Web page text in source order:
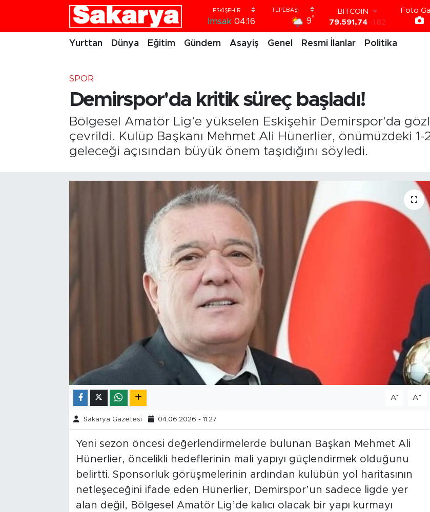
İmsak04:16 9°
BITCOIN
79.591,74 -1.82
DOLAR
45,43620 0.02
G.ALTIN
6862,09000
BİST100
14.598,00
Foto
Yurttan Dünya Eğitim Gündem Asayiş Genel Resmi İlanlar Politika
SPOR
Demirspor'da kritik süreç başladı!
Bölgesel Amatör Lig’e yükselen Eskişehir Demirspor’da
çevrildi. Kulüp Başkanı Mehmet Ali Hünerlier, önümüzdeki
geleceği açısından büyük önem taşıdığını söyledi.
A- A+
Sakarya Gazetesi 04.06.2026 - 11:27
Yeni sezon öncesi değerlendirmelerde bulunan Başkan Mehmet Ali
Hünerlier, öncelikli hedeflerinin mali yapıyı güçlendirmek olduğunu
belirtti. Sponsorluk görüşmelerinin ardından kulübün yol haritasının
netleşeceğini ifade eden Hünerlier, Demirspor’un sadece ligde yer
alan değil, Bölgesel Amatör Lig’de kalıcı olacak bir yapı kurmayı
Eskişehirspor
Eskişehir Nöbetçi Eczaneler
Eskişehir Namaz Vakitleri
Eskişehir Trafik Yoğunluk Haritası
Süper Lig Puan Durumu ve Fikstür